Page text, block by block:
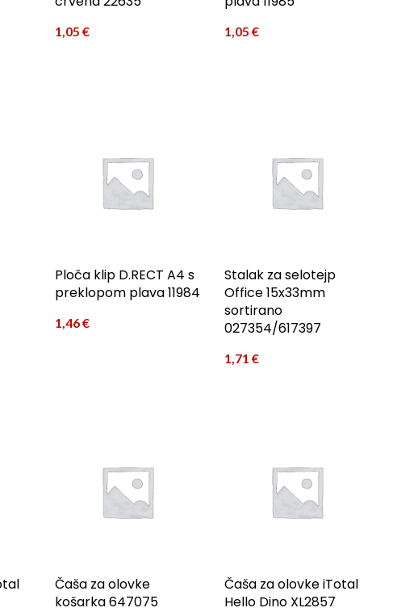
1,05 € 1,05 €
Ploča klip D.RECT A4 s
preklopom plava 11984
1,46€
Stalak za selotejp
Office 15x33mm
sortirano
027354/617397
1,71 €
Čaša za olovke
košarka 647075
Čaša za olovke iTotal
Hello Dino XL2857